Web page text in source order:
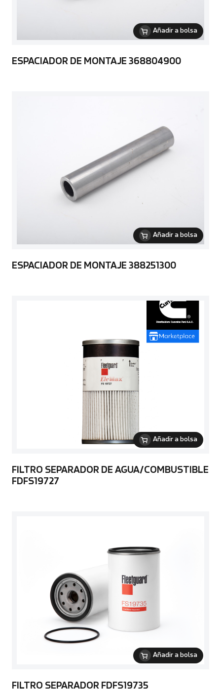
Añadir a bolsa
ESPACIADOR DE MONTAJE 368804900
Añadir a bolsa
ESPACIADOR DE MONTAJE 388251300
Añadir a bolsa
FILTRO SEPARADOR DE AGUA/COMBUSTIBLE
FDFS19727
Añadir a bolsa
FILTRO SEPARADOR FDFS19735